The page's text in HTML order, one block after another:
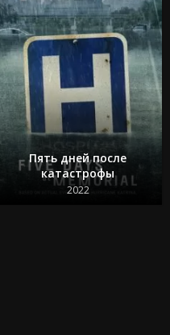
Пять дней после
катастрофы
2022